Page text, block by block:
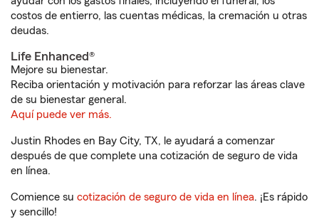
costos de entierro, las cuentas médicas, la cremación u otras
deudas.
Life Enhanced®
Mejore su bienestar.
Reciba orientación y motivación para reforzar las áreas clave
de su bienestar general.
Aquí puede ver más.
Justin Rhodes en Bay City, TX, le ayudará a comenzar
después de que complete una cotización de seguro de vida
en línea.
Comience su cotización de seguro de vida en línea. ¡Es rápido
y sencillo!